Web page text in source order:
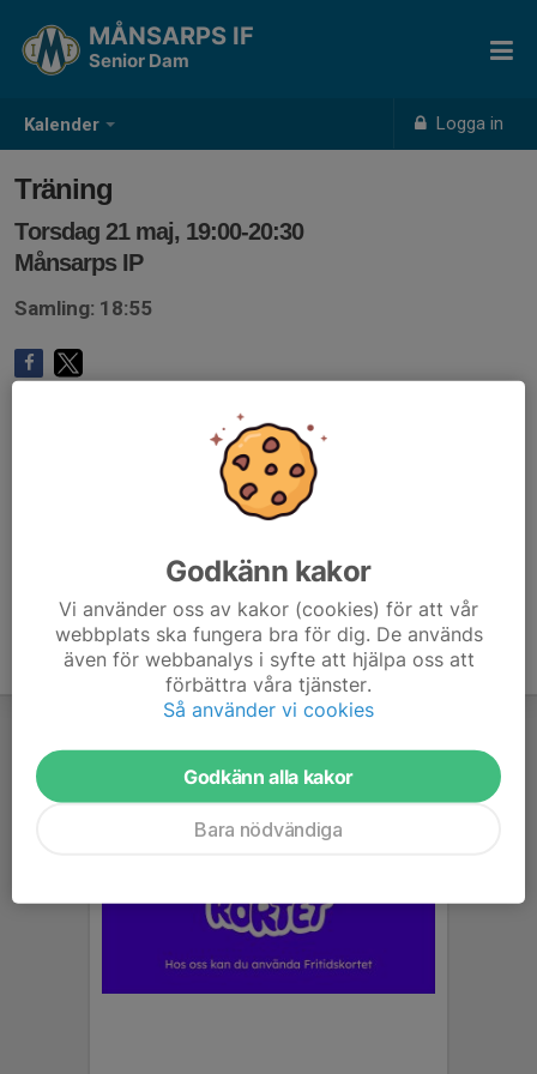
Kalender Logga in
MÅNSARPS IF
Senior Dam
Träning
Torsdag 21 maj, 19:00-20:30
Månsarps IP
Samling: 18:55
Godkänn kakor
Vi använder oss av kakor (cookies) för att vår
webbplats ska fungera bra för dig. De används
även för webbanalys i syfte att hjälpa oss att
förbättra våra tjänster.
Så använder vi cookies
Godkänn alla kakor
Bara nödvändiga